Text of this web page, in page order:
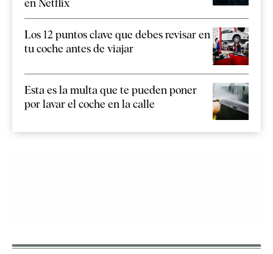
en Netflix
Los 12 puntos clave que debes revisar en
tu coche antes de viajar
Esta es la multa que te pueden poner
por lavar el coche en la calle